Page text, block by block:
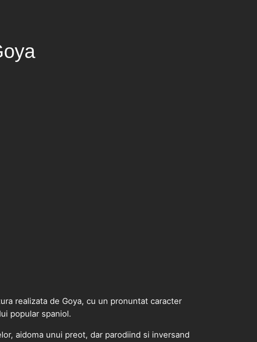
realizata de Goya, cu un pronuntat caracter
popular spaniol.
aidoma unui preot, dar parodiind si inversand